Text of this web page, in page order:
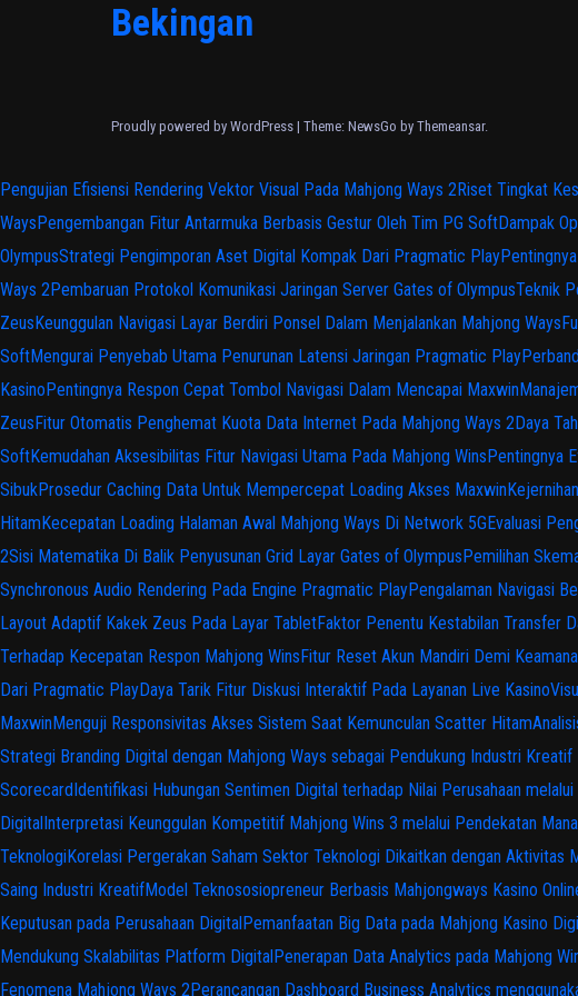
Bekingan
Proudly powered by WordPress | Theme: NewsGo by Themeansar.
Pengujian Efisiensi Rendering Vektor Visual Pada Mahjong Ways 2Riset Tingkat
WaysPengembangan Fitur Antarmuka Berbasis Gestur Oleh Tim PG SoftDampak
OlympusStrategi Pengimporan Aset Digital Kompak Dari Pragmatic Play
Ways 2Pembaruan Protokol Komunikasi Jaringan Server Gates of OlympusTeknik
ZeusKeunggulan Navigasi Layar Berdiri Ponsel Dalam Menjalankan Mahjong Ways
SoftMengurai Penyebab Utama Penurunan Latensi Jaringan Pragmatic Play
KasinoPentingnya Respon Cepat Tombol Navigasi Dalam Mencapai Maxwin
ZeusFitur Otomatis Penghemat Kuota Data Internet Pada Mahjong Ways 2Daya
SoftKemudahan Aksesibilitas Fitur Navigasi Utama Pada Mahjong WinsPentingnya
SibukProsedur Caching Data Untuk Mempercepat Loading Akses Maxwin
HitamKecepatan Loading Halaman Awal Mahjong Ways Di Network 5GEvaluasi
2Sisi Matematika Di Balik Penyusunan Grid Layar Gates of OlympusPemilihan
Synchronous Audio Rendering Pada Engine Pragmatic PlayPengalaman Navigasi
Layout Adaptif Kakek Zeus Pada Layar TabletFaktor Penentu Kestabilan Transfer
Terhadap Kecepatan Respon Mahjong WinsFitur Reset Akun Mandiri Demi
Dari Pragmatic PlayDaya Tarik Fitur Diskusi Interaktif Pada Layanan Live Kasino
MaxwinMenguji Responsivitas Akses Sistem Saat Kemunculan Scatter Hitam
Strategi Branding Digital dengan Mahjong Ways sebagai Pendukung Industri Kreatif
ScorecardIdentifikasi Hubungan Sentimen Digital terhadap Nilai Perusahaan
DigitalInterpretasi Keunggulan Kompetitif Mahjong Wins 3 melalui Pendekatan
TeknologiKorelasi Pergerakan Saham Sektor Teknologi Dikaitkan dengan Aktivitas
Saing Industri KreatifModel Teknososiopreneur Berbasis Mahjongways Kasino
Keputusan pada Perusahaan DigitalPemanfaatan Big Data pada Mahjong Kasino
Mendukung Skalabilitas Platform DigitalPenerapan Data Analytics pada Mahjong
Fenomena Mahjong Ways 2Perancangan Dashboard Business Analytics